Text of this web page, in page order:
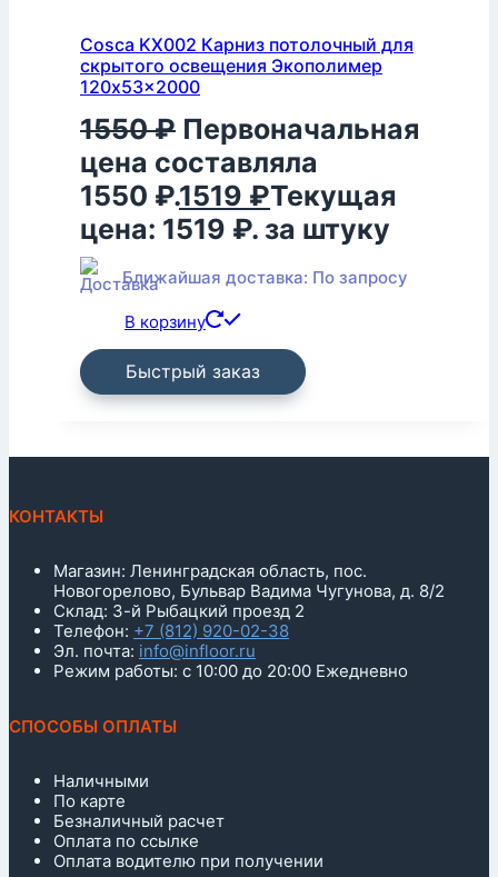
Cosca KX002 Карниз потолочный для
скрытого освещения Экополимер
120x53x2000
1550₽ Первоначальная
цена составляла
1550 ₽.1519 ₽Текущая
цена: 1519 ₽. за штуку
Ближайшая доставка: По запросу
В корзину
Быстрый заказ
КОНТАКТЫ
Магазин: Ленинградская область, пос.
Новогорелово, Бульвар Вадима Чугунова, д. 8/2
Склад: 3-й Рыбацкий проезд 2
Телефон: +7 (812) 920-02-38
Эл. почта: info@infloor.ru
Режим работы: с 10:00 до 20:00 Ежедневно
СПОСОБЫ ОПЛАТЫ
Наличными
По карте
Безналичный расчет
Оплата по ссылке
Оплата водителю при получении